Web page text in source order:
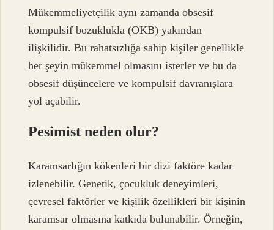
Mükemmeliyetçilik aynı zamanda obsesif
kompulsif bozuklukla (OKB) yakından
ilişkilidir. Bu rahatsızlığa sahip kişiler genellikle
her şeyin mükemmel olmasını isterler ve bu da
obsesif düşüncelere ve kompulsif davranışlara
yol açabilir.
Pesimist neden olur?
Karamsarlığın kökenleri bir dizi faktöre kadar
izlenebilir. Genetik, çocukluk deneyimleri,
çevresel faktörler ve kişilik özellikleri bir kişinin
karamsar olmasına katkıda bulunabilir. Örneğin,